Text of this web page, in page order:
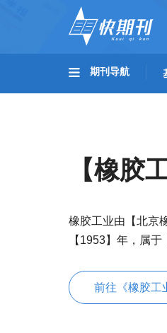
期刊导航
【橡胶
橡胶工业由【北京
【1953】年，属于
前往《橡胶工